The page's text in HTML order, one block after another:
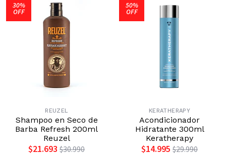
30%
OFF
REUZEL
Shampoo en Seco de
Barba Refresh 200ml
Reuzel
$21.693 $30.990
50%
OFF
KERATHERAPY
Acondicionador
Hidratante 300ml
Keratherapy
$14.995 $29.990